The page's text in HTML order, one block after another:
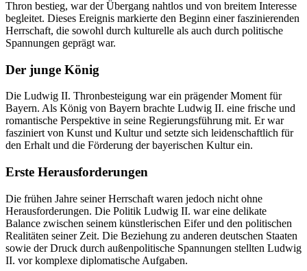
Thron bestieg, war der Übergang nahtlos und von breitem Interesse
begleitet. Dieses Ereignis markierte den Beginn einer faszinierenden
Herrschaft, die sowohl durch kulturelle als auch durch politische
Spannungen geprägt war.
Der junge König
Die Ludwig II. Thronbesteigung war ein prägender Moment für
Bayern. Als König von Bayern brachte Ludwig II. eine frische und
romantische Perspektive in seine Regierungsführung mit. Er war
fasziniert von Kunst und Kultur und setzte sich leidenschaftlich für
den Erhalt und die Förderung der bayerischen Kultur ein.
Erste Herausforderungen
Die frühen Jahre seiner Herrschaft waren jedoch nicht ohne
Herausforderungen. Die Politik Ludwig II. war eine delikate
Balance zwischen seinem künstlerischen Eifer und den politischen
Realitäten seiner Zeit. Die Beziehung zu anderen deutschen Staaten
sowie der Druck durch außenpolitische Spannungen stellten Ludwig
II. vor komplexe diplomatische Aufgaben.